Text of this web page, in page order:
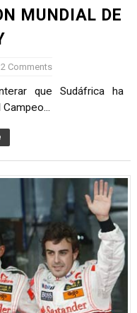
MUNDIAL DE
2 Comments
que Sudáfrica ha